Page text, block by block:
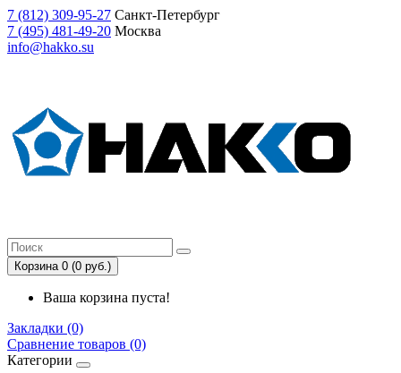
7 (812) 309-95-27 Санкт-Петербург
7 (495) 481-49-20 Москва
info@hakko.su
Корзина 0 (0 руб.)
Ваша корзина пуста!
Закладки (0)
Сравнение товаров (0)
Категории